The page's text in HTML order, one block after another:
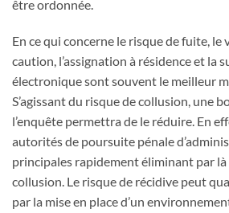
être ordonnée.
En ce qui concerne le risque de fuite, le
caution, l’assignation à résidence et la
électronique sont souvent le meilleur
S’agissant du risque de collusion, une
l’enquête permettra de le réduire. En
autorités de poursuite pénale
principales rapidement éliminant par là
collusion. Le risque de récidive peut
par la mise en place d’un